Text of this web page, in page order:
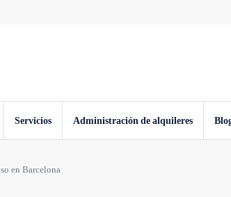
Servicios Administración de alquileres
en Barcelona